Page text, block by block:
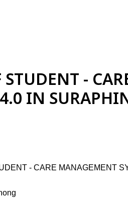
STUDENT -
IN
- CARE MANAGEMENT